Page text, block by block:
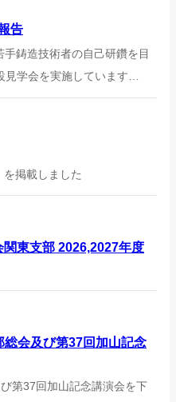
告
鋳造技術者の自己研鑽を目
見学会を実施しています…
掲載しました
東支部 2026,2027年度
会及び第37回加山記念
第37回加山記念講演会を下